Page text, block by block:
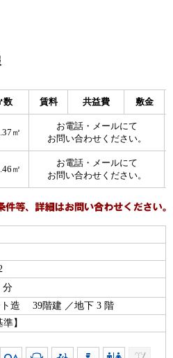
数 賃料 共益費 敷金
㎡
お電話・メールにて
お問い合わせください。
㎡
お電話・メールにて
お問い合わせください。
分
ト造 39階建 ／地下 3 階
準】